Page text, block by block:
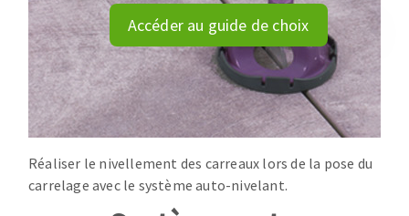
Cales à poncer et patins
Plateaux supports
Eponges abrasive
Disques abrasifs agglomérés
Meules d'ébarbage
TRAITEMENT DE SURFACE
Disques à lamelles
Accéder au guide de choix
Réaliser le nivellement des carreaux lors de la pose du
carrelage avec le système auto-nivelant.